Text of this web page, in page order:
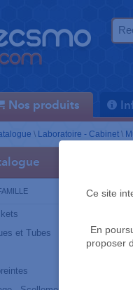
Nos produits
Ce site
En
proposer
\ Laboratoire - Cabinet \
et Tubes